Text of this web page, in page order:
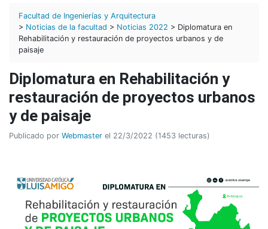
Facultad de Ingenierías y Arquitectura
> Noticias de la facultad > Noticias 2022 > Diplomatura en
Rehabilitación y restauración de proyectos urbanos y de
paisaje
Diplomatura en Rehabilitación y
restauración de proyectos urbanos
y de paisaje
Publicado por Webmaster el 22/3/2022 (1453 lecturas)